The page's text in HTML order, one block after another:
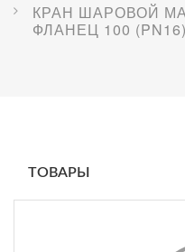
КРАН ШАРОВОЙ
ФЛАНЕЦ 100
ТОВАРЫ